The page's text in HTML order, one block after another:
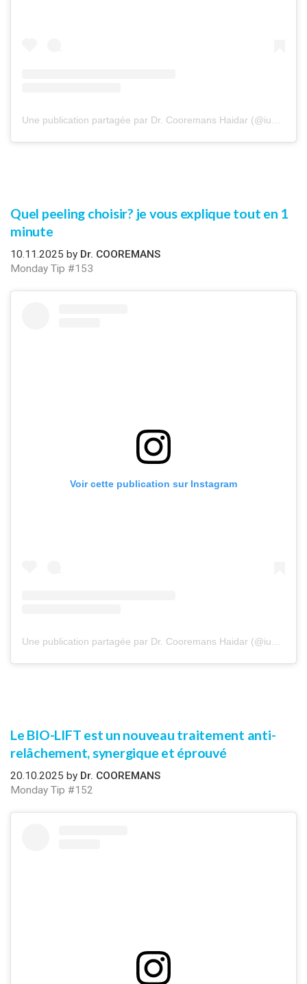
Quel peeling choisir? je vous explique tout en 1
minute
10.11.2025 by Dr. COOREMANS
Monday Tip #153
Voir cette publication sur Instagram
Une publication partagée par Dr. Cooremans Haidar (@iuventu.clinic)
Le BIO-LIFT est un nouveau traitement anti-
relâchement, synergique et éprouvé
20.10.2025 by Dr. COOREMANS
Monday Tip #152